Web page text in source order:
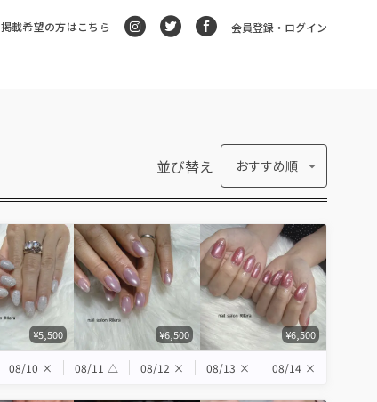
掲載希望の方はこちら 会員登録・ログイン
並び替え おすすめ順
¥5,500 ¥6,500 ¥6,500
08/10 × 08/11 △ 08/12 × 08/13 × 08/14 ×